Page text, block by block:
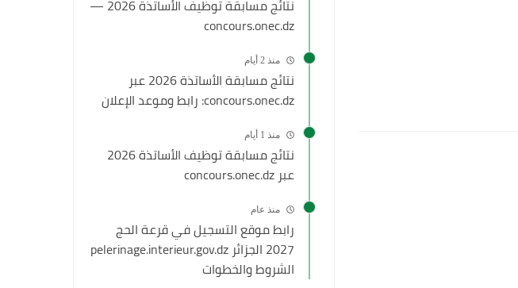
نتائج مسابقة توظيف الأساتذة 2026 —
concours.onec.dz
منذ 2 أيام
نتائج مسابقة الأساتذة 2026 عبر
concours.onec.dz: رابط وموعد الإعلان
منذ 1 أيام
نتائج مسابقة توظيف الأساتذة 2026
عبر concours.onec.dz
منذ عام
رابط موقع التسجيل في قرعة الحج
2027 الجزائر pelerinage.interieur.gov.dz
الشروط والخطوات